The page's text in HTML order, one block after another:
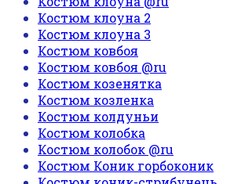
Костюм клоуна 2
Костюм клоуна 3
Костюм ковбоя
Костюм ковбоя @ru
Костюм козенятка
Костюм козленка
Костюм колдуньи
Костюм колобка
Костюм колобок @ru
Костюм Коник горбоконик